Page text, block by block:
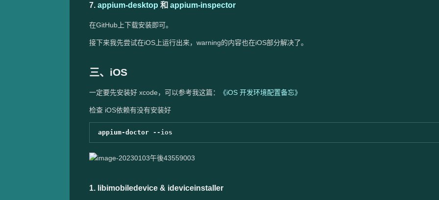
7. appium-desktop 和 appium-inspector
在GitHub上下载安装即可。
接下来我先尝试在iOS上运行出来，warning的内容也在iOS部分解决了。
三、iOS
一定要先安装好 xcode，可以参考我这篇： 《iOS 开发环境配置备忘》
检查 iOS依赖有没有安装好
appium-doctor --ios
1. libimobiledevice & ideviceinstaller